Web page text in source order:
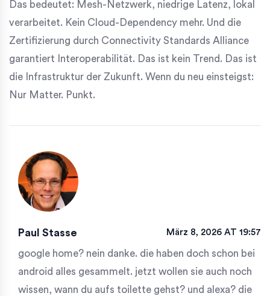
Das bedeutet: Mesh-Netzwerk, niedrige Latenz, lokal
verarbeitet. Kein Cloud-Dependency mehr. Und die
Zertifizierung durch Connectivity Standards Alliance
garantiert Interoperabilität. Das ist kein Trend. Das ist
die Infrastruktur der Zukunft. Wenn du neu einsteigst:
Nur Matter. Punkt.
Paul Stasse März 8, 2026 AT 19:57
google home? nein danke. die haben doch schon bei
android alles gesammelt. jetzt wollen sie auch noch
wissen, wann du aufs toilette gehst? und alexa? die